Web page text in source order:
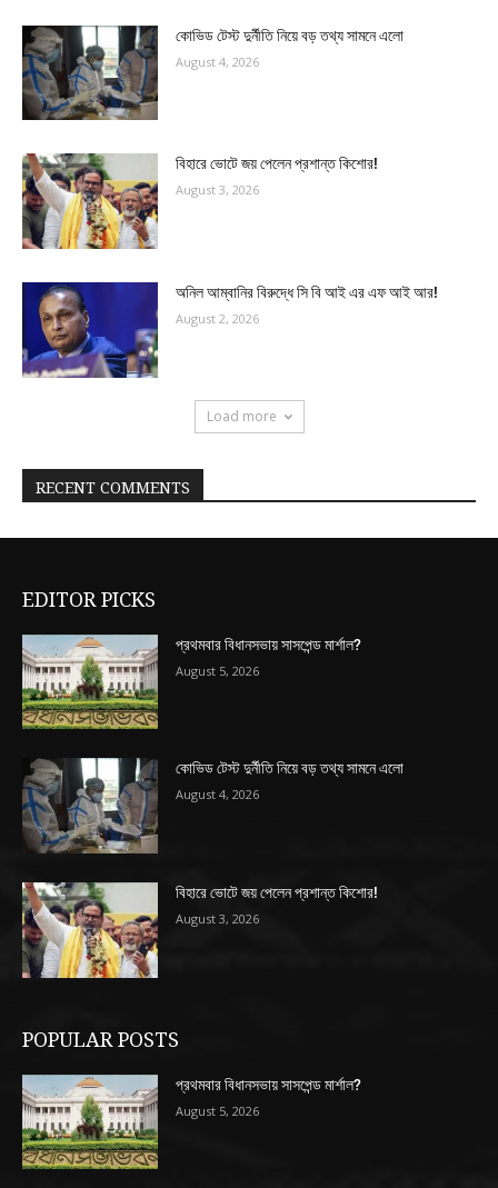
কোভিড টেস্ট দুর্নীতি নিয়ে বড় তথ্য সামনে এলো
August 4, 2026
বিহারে ভোটে জয় পেলেন প্রশান্ত কিশোর!
August 3, 2026
অনিল আম্বানির বিরুদ্ধে সি বি আই এর এফ আই আর!
August 2, 2026
Load more
RECENT COMMENTS
EDITOR PICKS
প্রথমবার বিধানসভায় সাসপেন্ড মার্শাল?
August 5, 2026
কোভিড টেস্ট দুর্নীতি নিয়ে বড় তথ্য সামনে এলো
August 4, 2026
বিহারে ভোটে জয় পেলেন প্রশান্ত কিশোর!
August 3, 2026
POPULAR POSTS
প্রথমবার বিধানসভায় সাসপেন্ড মার্শাল?
August 5, 2026